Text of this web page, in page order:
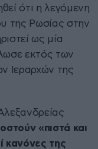
ότι η λεγόμενη
της Ρωσίας στην
ως μία
εκτός των
Ιεραρχών της
«πιστά και
κανόνες της